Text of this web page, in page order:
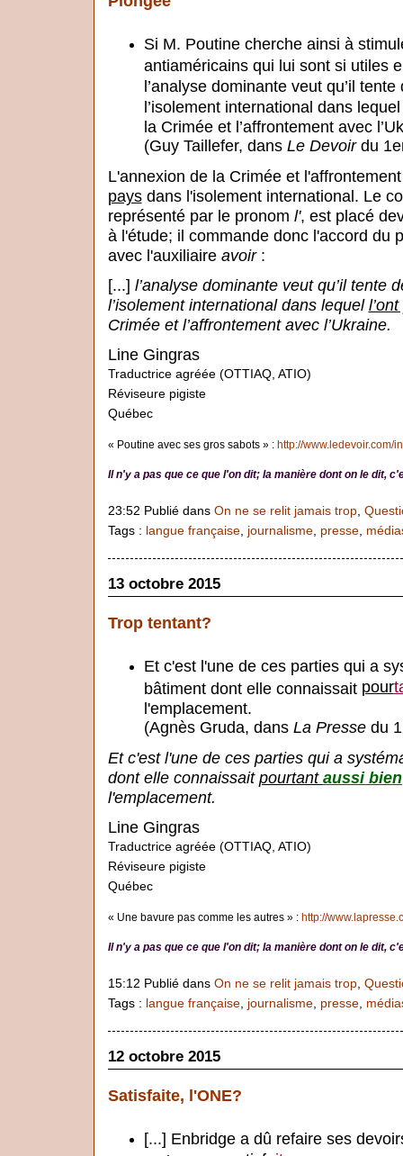
Si M. Poutine cherche ainsi à
antiaméricains qui lui sont si utiles
l’analyse dominante veut qu’il
l’isolement international dans
la Crimée et l’affrontement avec
(Guy Taillefer, dans Le Devoirdu
L'annexion de la Crimée et
paysdans l'isolement international. Le
représenté par le pronom l', est placé
à l'étude; il commande donc l'accord du
avec l'auxiliaire avoir:
[...] l’analyse dominante veut qu’il tente
l’isolement international dans lequel
Crimée et l’affrontement avec l’Ukraine.
Line Gingras
Traductrice agréée (OTTIAQ, ATIO)
Réviseure pigiste
Québec
« Poutine avec ses gros sabots » : http://www.ledevoir.com/
Il n'y a pas que ce que l'on dit; la manière dont on le dit,
23:52 Publié dans On ne se relit jamais trop,
Tags : langue française, journalisme, presse,
13 octobre 2015
Trop tentant?
Et c'est l'une de ces parties qui a
bâtiment dont elle connaissait pour
l'emplacement.
(Agnès Gruda, dans La Pressedu
Et c'est l'une de ces parties qui a
dont elle connaissait pourtant aussi bien
l'emplacement.
Line Gingras
Traductrice agréée (OTTIAQ, ATIO)
Réviseure pigiste
Québec
« Une bavure pas comme les autres » : http://
Il n'y a pas que ce que l'on dit; la manière dont on le dit,
15:12 Publié dans On ne se relit jamais trop,
Tags : langue française, journalisme, presse,
12 octobre 2015
Satisfaite, l'ONE?
[...] Enbridge a dû refaire ses